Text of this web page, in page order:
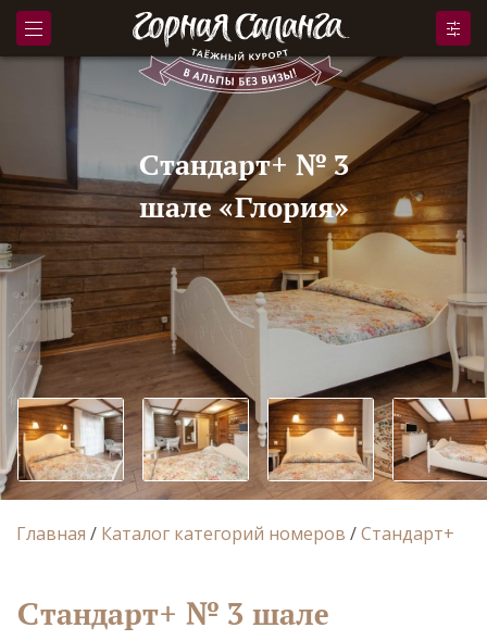
Стандарт+ № 3
шале «Глория»
Главная / Каталог категорий номеров /Стандарт+
Стандарт+ № 3 шале